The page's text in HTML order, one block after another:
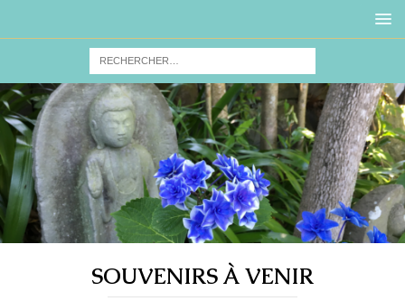
SOUVENIRS À VENIR